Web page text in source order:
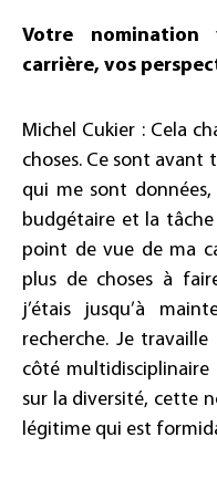
Votre nomination
carrière, vos
Michel Cukier : Cela
choses. Ce sont avant
qui me sont
budgétaire et la
point de vue de ma
plus de choses à
j’étais jusqu’à
recherche. Je
côté
sur la diversité, cette
légitime qui est